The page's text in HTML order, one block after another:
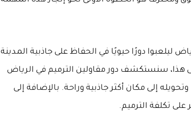
ليلعبوا دورًا حيويًا في الحفاظ على جاذبية المدينة
هذا، سنستكشف دور مقاولين الترميم في الرياض
إلى مكان أكثر جاذبية وراحة. بالإضافة إلى
على تكلفة الترميم.